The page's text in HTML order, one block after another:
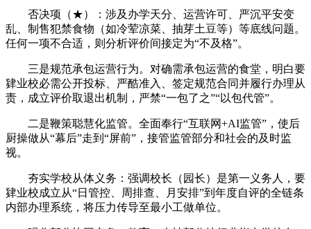
否决项（★）：涉及办学天分、运营许可、严沉平安变
乱、制售犯禁食物（如冷荤凉菜、抽芽土豆等）等底线问题。
任何一项不合适，则分析评价间接定为“不及格”。
三是规范承包运营行为。对确需承包运营的食堂，明白要
肄业校必需公开投标、严酷准入、签定规范合同并履行办理从
责，成立评价取退出机制，严禁“一包了之”“以包代管”。
二是鞭策聪慧化监管。全面奉行“互联网+AI监管”，使后
厨操做从“幕后”走到“屏前”，接管监管部分和社会的及时监
视。
夯实学校从体义务：强调校长（园长）是第一义务人，要
肄业校成立从“日管控、周排查、月安排”到年度自评的全链条
内部办理系统，将压力传导至最小工做单位。